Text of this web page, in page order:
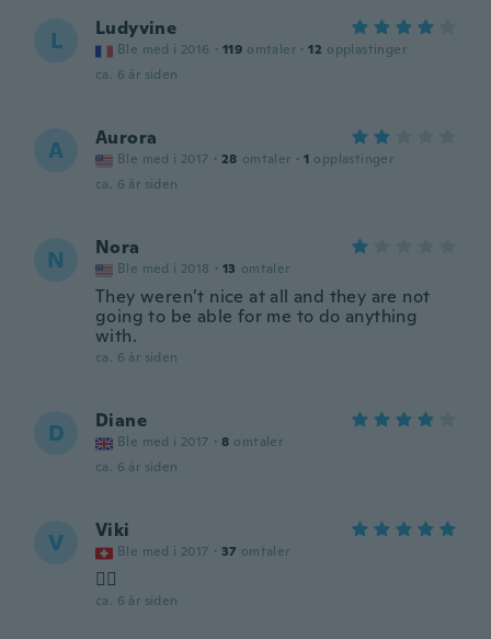
L Ludyvine
Ble med i 2016 · 119 omtaler · 12 opplastinger
ca. 6 år siden
A Aurora
Ble med i 2017 · 28 omtaler · 1 opplastinger
ca. 6 år siden
N Nora
Ble med i 2018 · 13 omtaler
They weren’t nice at all and they are not
going to be able for me to do anything
with.
ca. 6 år siden
D Diane
Ble med i 2017 · 8 omtaler
ca. 6 år siden
V Viki
Ble med i 2017 · 37 omtaler
👌🏻
ca. 6 år siden